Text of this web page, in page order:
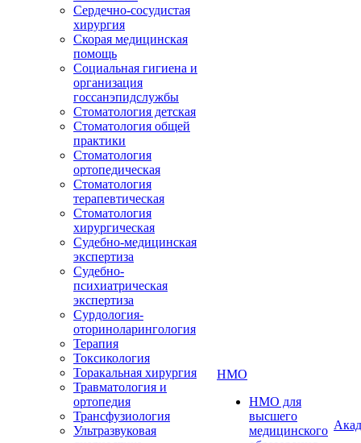
Сердечно-сосудистая
хирургия
Скорая медицинская
помощь
Социальная гигиена и
организация
госсанэпидслужбы
Стоматология детская
Стоматология общей
практики
Стоматология
ортопедическая
Стоматология
терапевтическая
Стоматология
хирургическая
Судебно-медицинская
экспертиза
Судебно-
психиатрическая
экспертиза
Сурдология-
оториноларингология
Терапия
Токсикология
Торакальная хирургия
Травматология и
ортопедия
Трансфузиология
Ультразвуковая
НМО
НМО для
высшего
медицинского